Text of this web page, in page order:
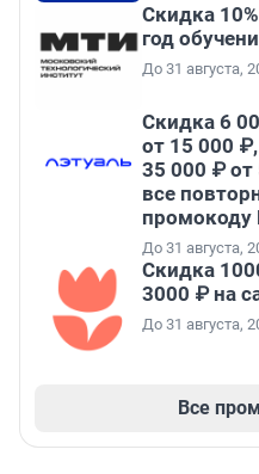
Скидка
год
До 31 августа,
Скидка 6
от 15 000
35 000 ₽
все
До 31 августа,
Скидка
3000 ₽ на
До 31 августа,
Все